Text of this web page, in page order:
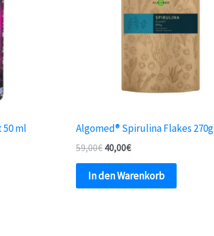
50 ml Algomed® Spirulina Flakes 270g
59,00€ 40,00€
In den Warenkorb